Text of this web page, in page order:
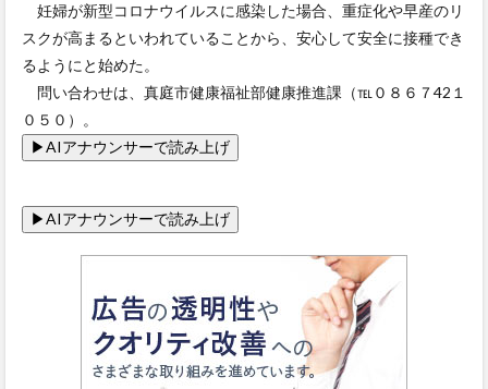
妊婦が新型コロナウイルスに感染した場合、重症化や早産のリ
スクが高まるといわれていることから、安心して安全に接種でき
るようにと始めた。
問い合わせは、真庭市健康福祉部健康推進課（℡０８６７42１
０５０）。